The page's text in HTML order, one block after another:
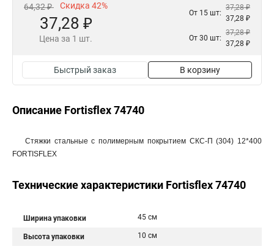
64,32 ₽ Скидка 42%
37,28 ₽
Цена за 1 шт.
От 15 шт:
37,28 ₽
37,28 ₽
От 30 шт:
37,28 ₽
37,28 ₽
Быстрый заказ В корзину
Описание Fortisflex 74740
Стяжки стальные с полимерным покрытием СКС-П (304) 12*400
FORTISFLEX
Технические характеристики Fortisflex 74740
Ширина упаковки 45 см
Высота упаковки 10 см